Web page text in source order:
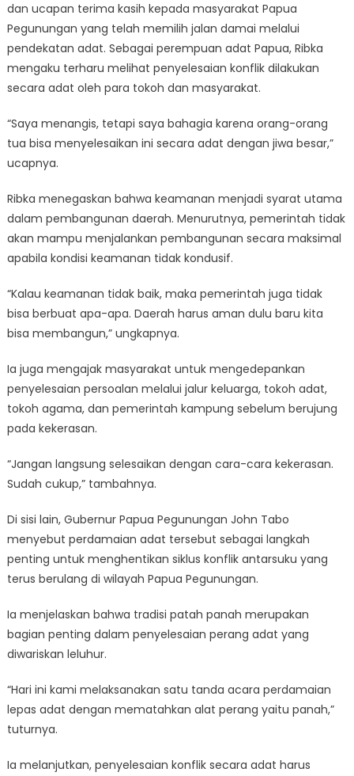
dan ucapan terima kasih kepada masyarakat Papua
Pegunungan yang telah memilih jalan damai melalui
pendekatan adat. Sebagai perempuan adat Papua, Ribka
mengaku terharu melihat penyelesaian konflik dilakukan
secara adat oleh para tokoh dan masyarakat.
“Saya menangis, tetapi saya bahagia karena orang-orang
tua bisa menyelesaikan ini secara adat dengan jiwa besar,”
ucapnya.
Ribka menegaskan bahwa keamanan menjadi syarat utama
dalam pembangunan daerah. Menurutnya, pemerintah tidak
akan mampu menjalankan pembangunan secara maksimal
apabila kondisi keamanan tidak kondusif.
“Kalau keamanan tidak baik, maka pemerintah juga tidak
bisa berbuat apa-apa. Daerah harus aman dulu baru kita
bisa membangun,” ungkapnya.
Ia juga mengajak masyarakat untuk mengedepankan
penyelesaian persoalan melalui jalur keluarga, tokoh adat,
tokoh agama, dan pemerintah kampung sebelum berujung
pada kekerasan.
“Jangan langsung selesaikan dengan cara-cara kekerasan.
Sudah cukup,” tambahnya.
Di sisi lain, Gubernur Papua Pegunungan John Tabo
menyebut perdamaian adat tersebut sebagai langkah
penting untuk menghentikan siklus konflik antarsuku yang
terus berulang di wilayah Papua Pegunungan.
Ia menjelaskan bahwa tradisi patah panah merupakan
bagian penting dalam penyelesaian perang adat yang
diwariskan leluhur.
“Hari ini kami melaksanakan satu tanda acara perdamaian
lepas adat dengan mematahkan alat perang yaitu panah,”
tuturnya.
Ia melanjutkan, penyelesaian konflik secara adat harus